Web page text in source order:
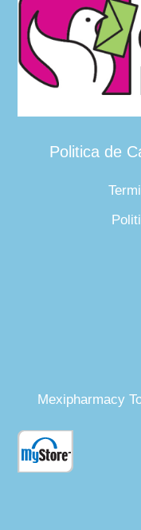
Politica de
Mexipharmacy